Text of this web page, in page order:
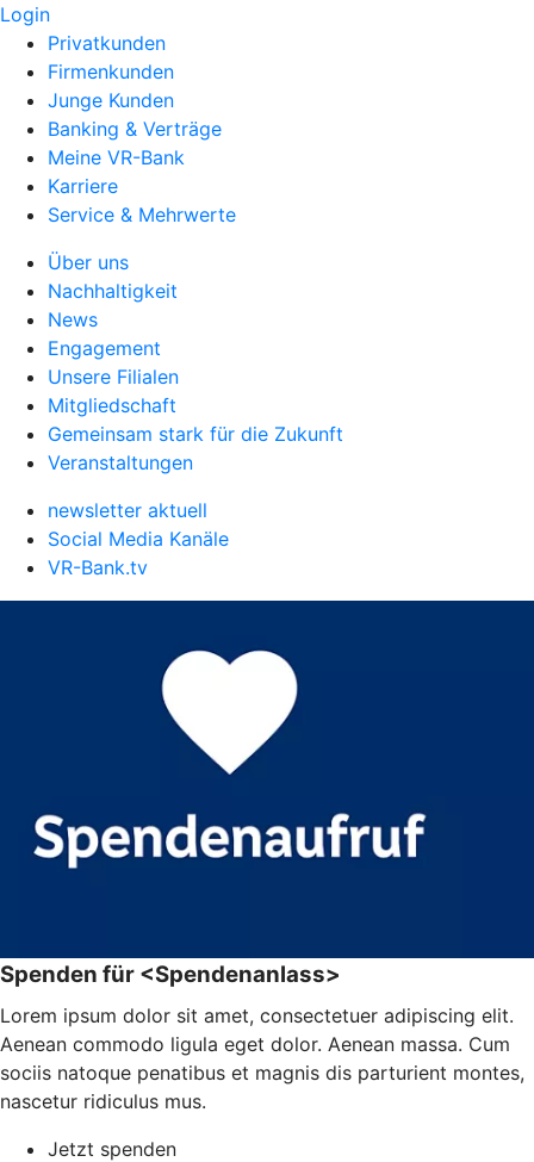
Login
Privatkunden
Firmenkunden
Junge Kunden
Banking & Verträge
Meine VR-Bank
Karriere
Service & Mehrwerte
Über uns
Nachhaltigkeit
News
Engagement
Unsere Filialen
Mitgliedschaft
Gemeinsam stark für die Zukunft
Veranstaltungen
newsletter aktuell
Social Media Kanäle
VR-Bank.tv
Spenden für <Spendenanlass>
Lorem ipsum dolor sit amet, consectetuer adipiscing elit.
Aenean commodo ligula eget dolor. Aenean massa. Cum
sociis natoque penatibus et magnis dis parturient montes,
nascetur ridiculus mus.
Jetzt spenden